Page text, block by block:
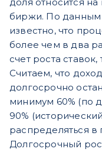
биржи. По данным
известно, что
более чем в два
счет роста
Считаем, что
долгосрочно
минимум 60% (по
90%
распределяться в
Долгосрочный